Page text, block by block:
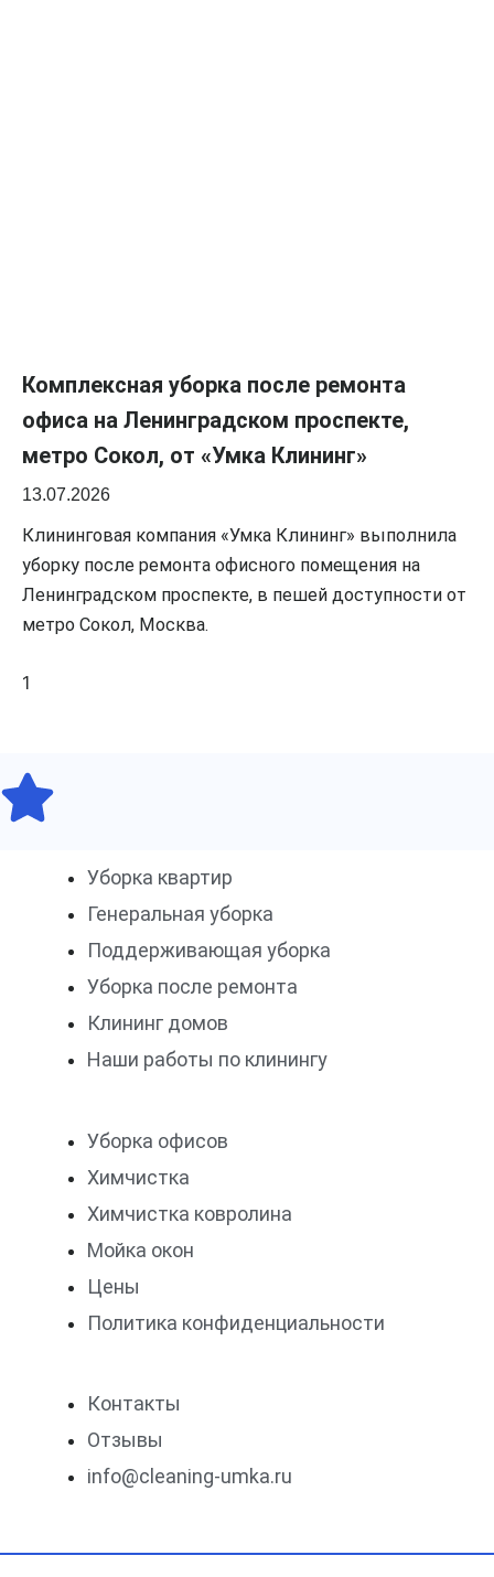
Комплексная уборка после ремонта
офиса на Ленинградском проспекте,
метро Сокол, от «Умка Клининг»
13.07.2026
Клининговая компания «Умка Клининг» выполнила
уборку после ремонта офисного помещения на
Ленинградском проспекте, в пешей доступности от
метро Сокол, Москва.
Уборка квартир
Генеральная уборка
Поддерживающая уборка
Уборка после ремонта
Клининг домов
Наши работы по клинингу
Уборка офисов
Химчистка
Химчистка ковролина
Мойка окон
Цены
Политика конфиденциальности
Контакты
Отзывы
info@cleaning-umka.ru